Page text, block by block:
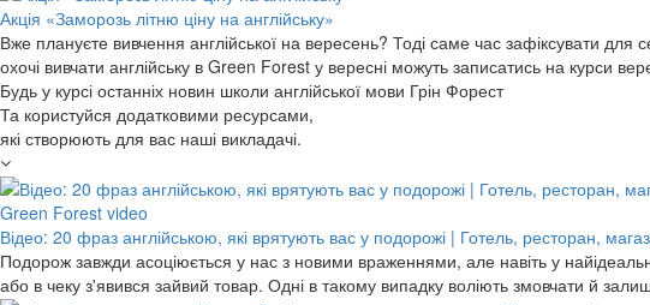
Акція «Заморозь літню ціну на англійську»
Вже плануєте вивчення англійської на вересень? Тоді саме час зафіксувати
охочі вивчати англійську в Green Forest у вересні можуть записатись на курси
Будь у курсі останніх новин школи англійської мови Грін Форест
Та користуйся додатковими ресурсами,
які створюють для вас наші викладачі.
Green Forest video
Відео: 20 фраз англійською, які врятують вас у подорожі | Готель, ресторан,
Подорож завжди асоціюється у нас з новими враженнями, але навіть у
або в чеку з'явився зайвий товар. Одні в такому випадку воліють змовчати й